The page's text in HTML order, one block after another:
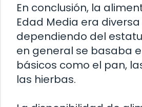
En conclusión, la
Edad Media era
dependiendo del
en general se basaba
básicos como el pan,
las hierbas.